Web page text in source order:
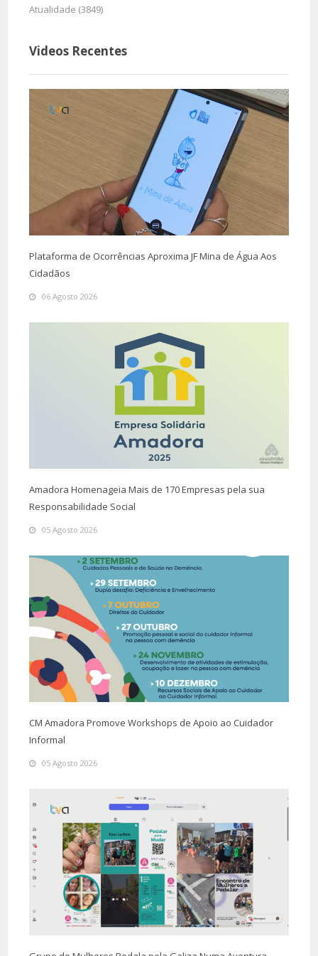
Atualidade (3849)
Videos Recentes
Plataforma de Ocorrências Aproxima JF Mina de Água Aos
Cidadãos
06 Agosto 2026
Amadora Homenageia Mais de 170 Empresas pela sua
Responsabilidade Social
05 Agosto 2026
CM Amadora Promove Workshops de Apoio ao Cuidador
Informal
05 Agosto 2026